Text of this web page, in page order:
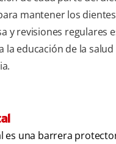
mantener los
y revisiones regulares
la educación de la
es una barrera